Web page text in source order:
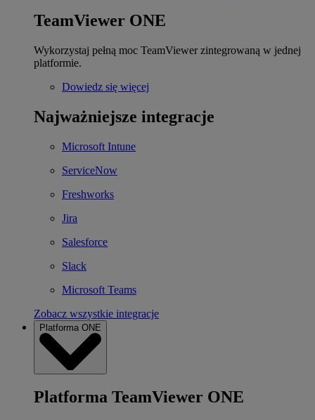
TeamViewer ONE
Wykorzystaj pełną moc TeamViewer zintegrowaną w jednej
platformie.
Dowiedz się więcej
Najważniejsze integracje
Microsoft Intune
ServiceNow
Freshworks
Jira
Salesforce
Slack
Microsoft Teams
Zobacz wszystkie integracje
Platforma ONE
Platforma TeamViewer ONE